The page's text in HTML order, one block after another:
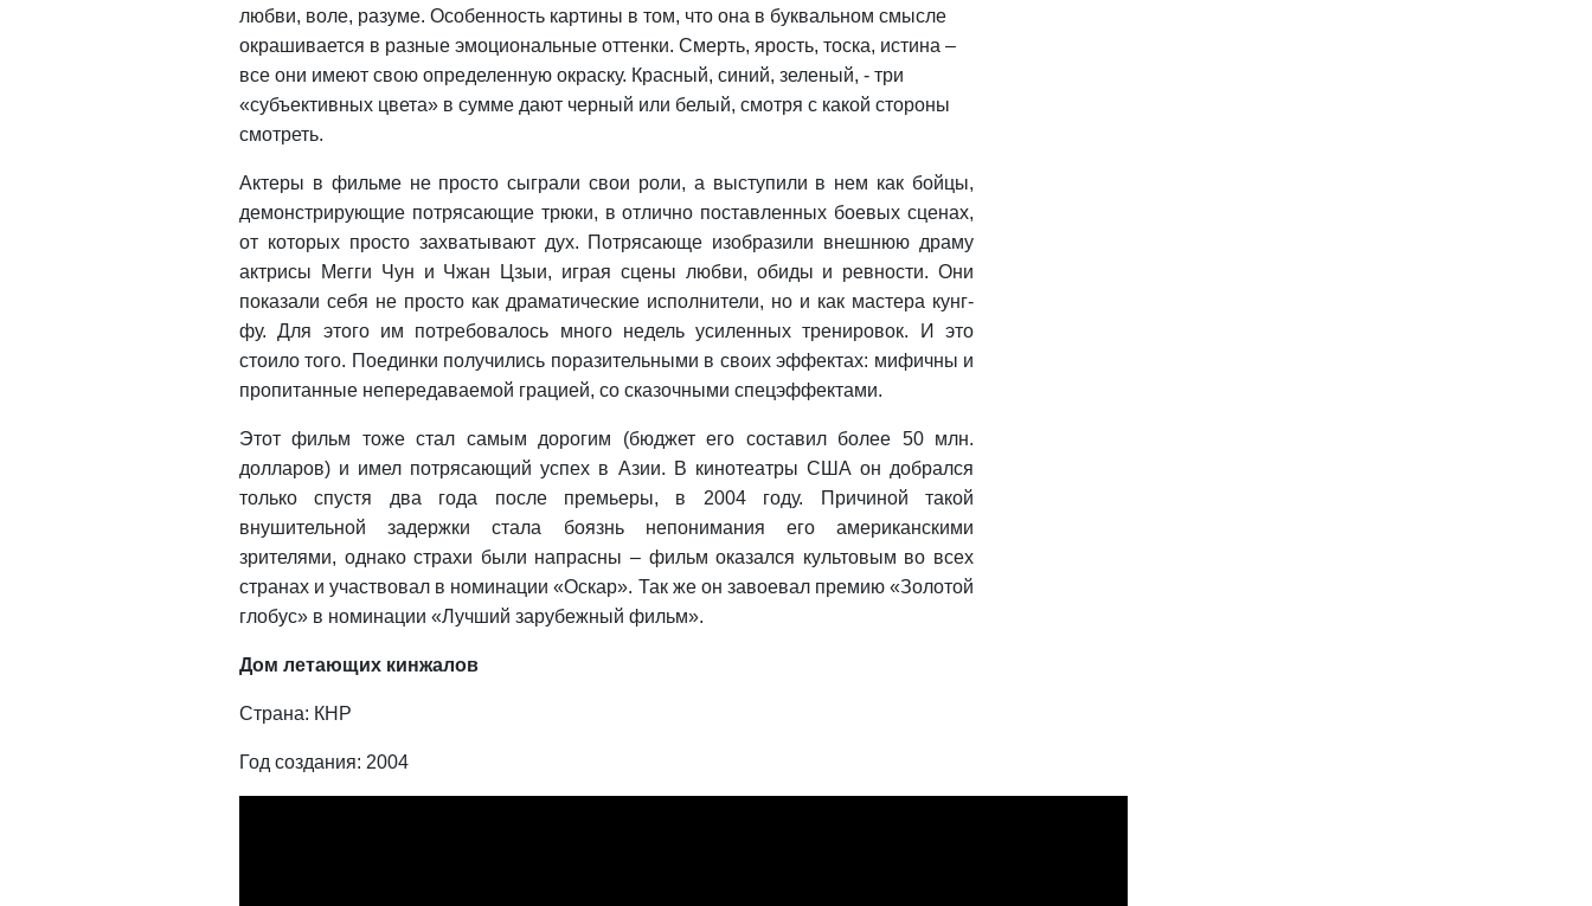
любви, воле, разуме. Особенность картины в том, что она в буквальном смысле
окрашивается в разные эмоциональные оттенки. Смерть, ярость, тоска, истина –
все они имеют свою определенную окраску. Красный, синий, зеленый, - три
«субъективных цвета» в сумме дают черный или белый, смотря с какой стороны
смотреть.
Актеры в фильме не просто сыграли свои роли, а выступили в нем как бойцы,
демонстрирующие потрясающие трюки, в отлично поставленных боевых сценах,
от которых просто захватывают дух. Потрясающе изобразили внешнюю драму
актрисы Мегги Чун и Чжан Цзыи, играя сцены любви, обиды и ревности. Они
показали себя не просто как драматические исполнители, но и как мастера кунг-
фу. Для этого им потребовалось много недель усиленных тренировок. И это
стоило того. Поединки получились поразительными в своих эффектах: мифичны и
пропитанные непередаваемой грацией, со сказочными спецэффектами.
Этот фильм тоже стал самым дорогим (бюджет его составил более 50 млн.
долларов) и имел потрясающий успех в Азии. В кинотеатры США он добрался
только спустя два года после премьеры, в 2004 году. Причиной такой
внушительной задержки стала боязнь непонимания его американскими
зрителями, однако страхи были напрасны – фильм оказался культовым во всех
странах и участвовал в номинации «Оскар». Так же он завоевал премию «Золотой
глобус» в номинации «Лучший зарубежный фильм».
Дом летающих кинжалов
Страна: КНР
Год создания: 2004